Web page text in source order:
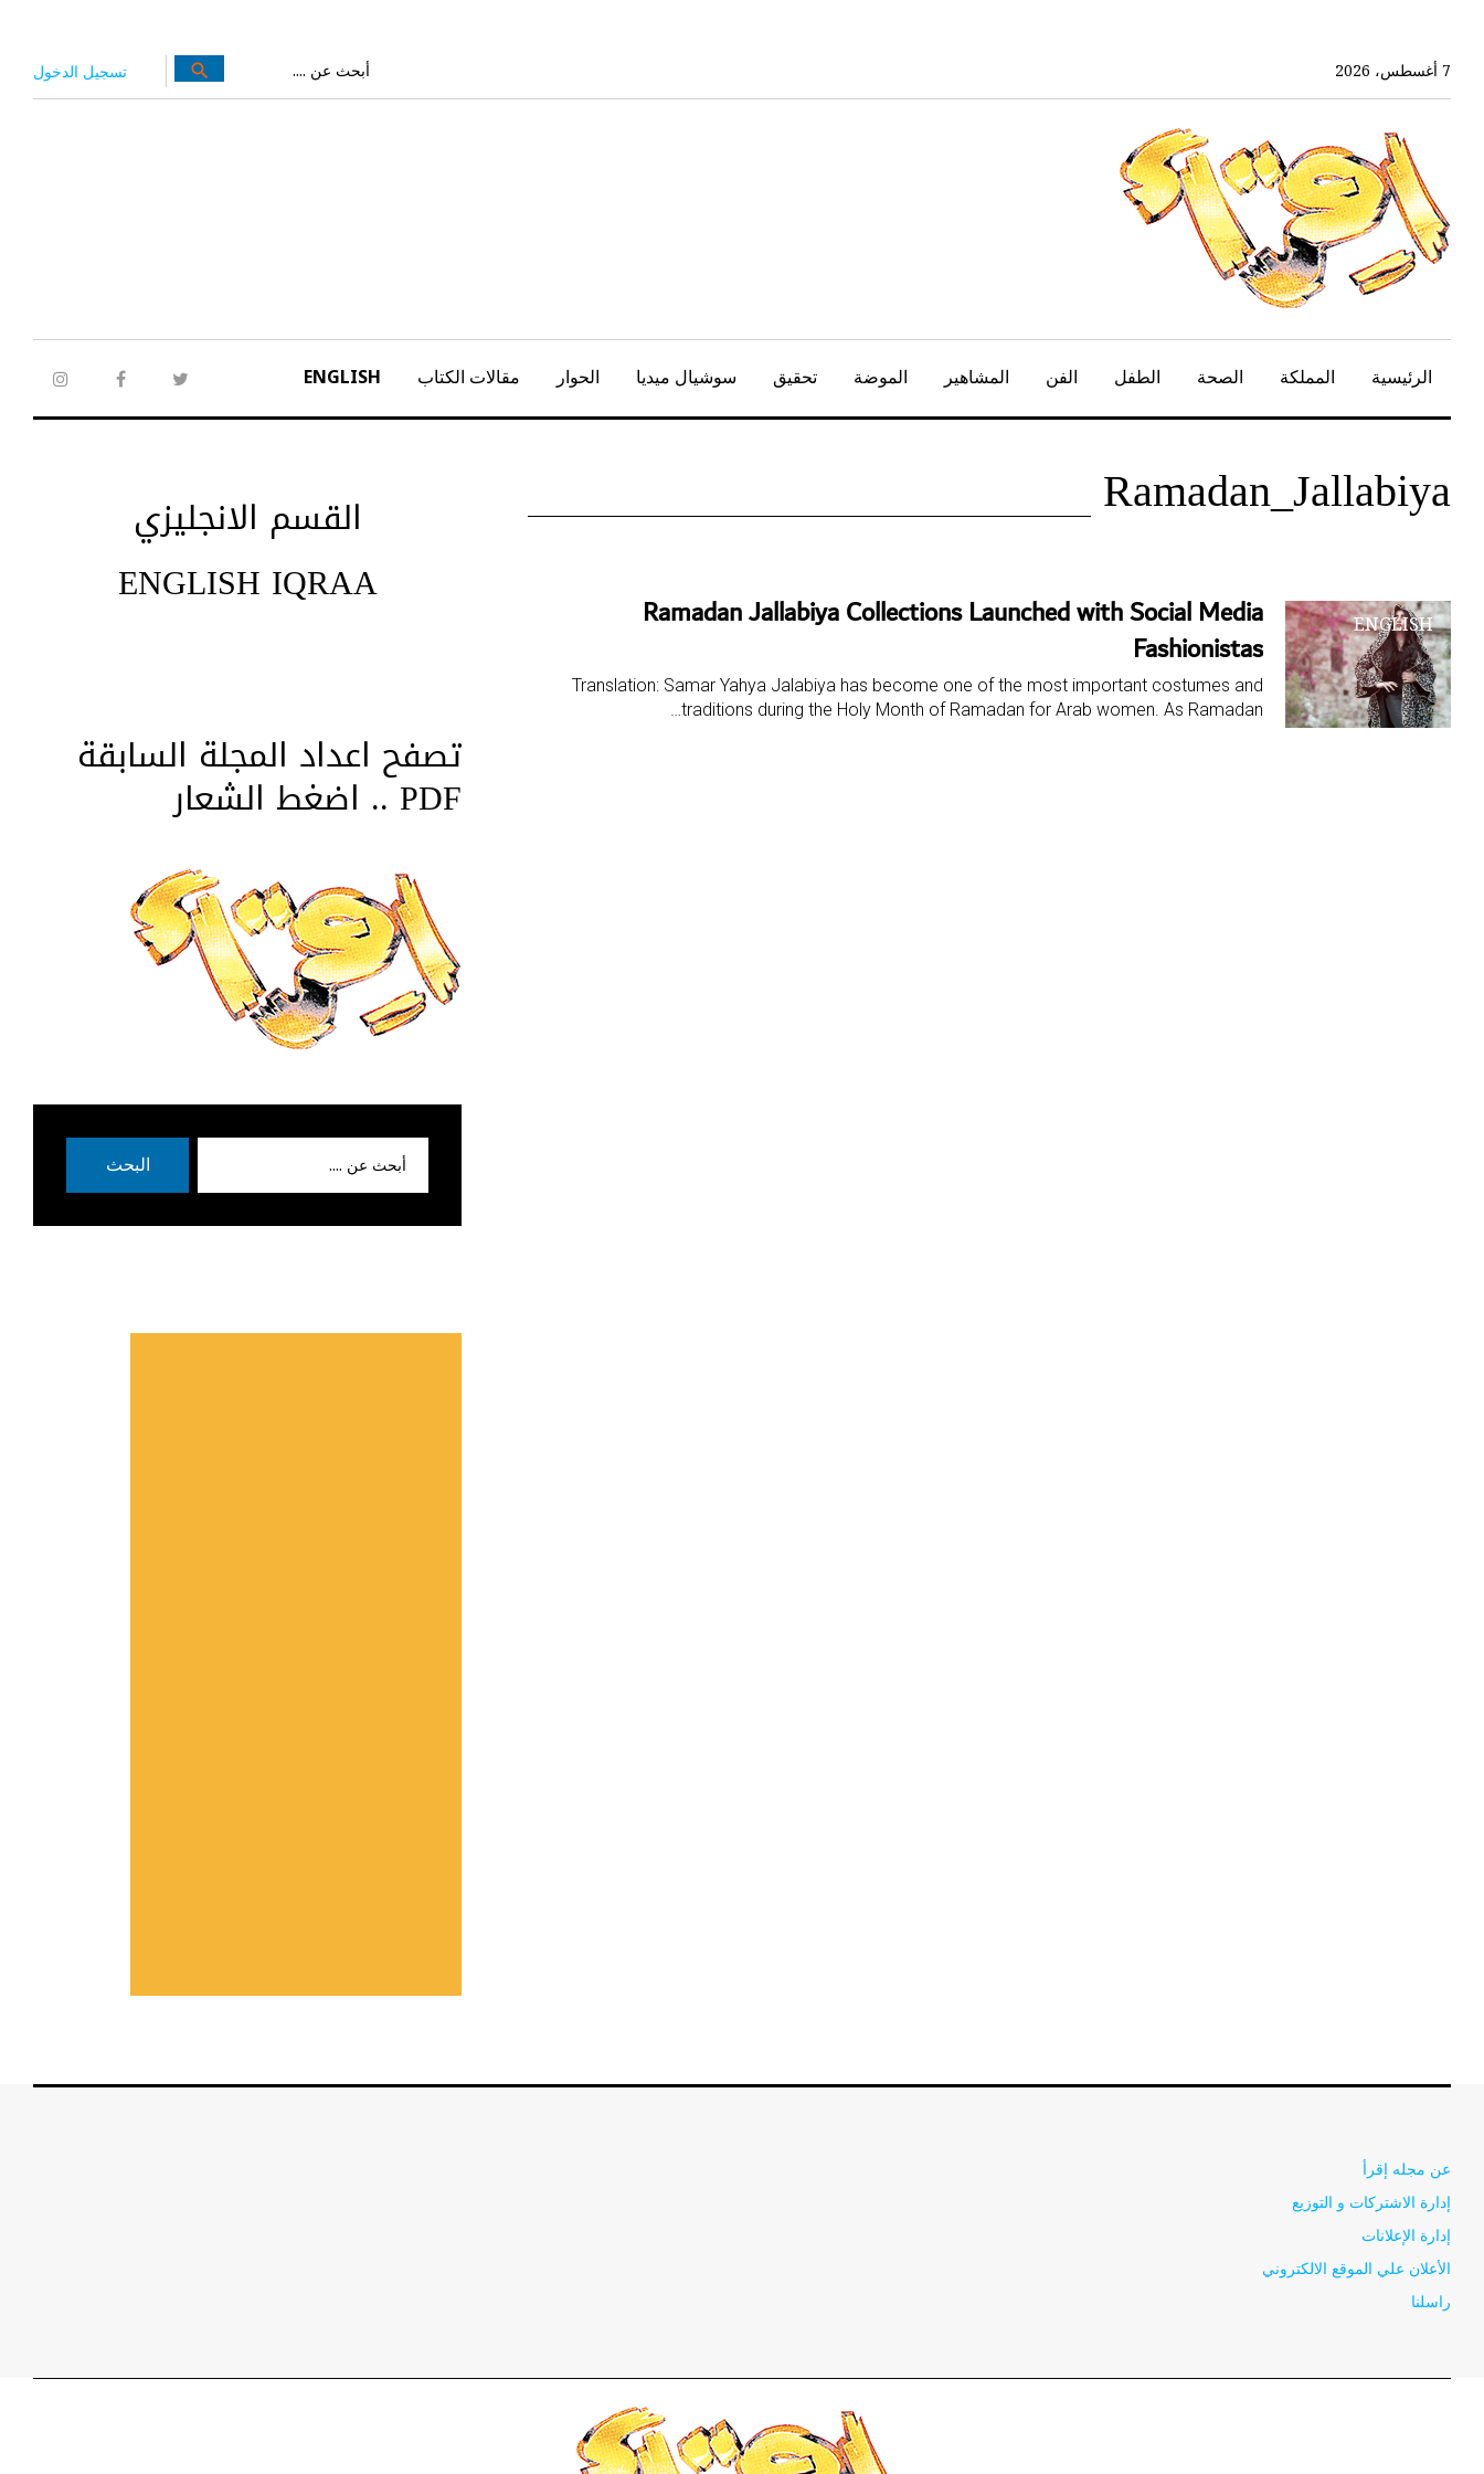
المحتوى
الرئيسي
7 أغسطس، 2026 تسجيل الدخول
عن:
search
twitter
facebook
الرئيسية المملكة الصحة الطفل الفن المشاهير الموضة تحقيق سوشيال ميديا الحوار مقالات الكتاب ENGLISH
الوسم:
Ramadan_Jallabiya
ENGLISH
Ramadan Jallabiya Collections Launched with Social Media
Fashionistas
Translation: Samar Yahya Jalabiya has become one of the most important costumes and
traditions during the Holy Month of Ramadan for Arab women. As Ramadan…
القسم الانجليزي
ENGLISH IQRAA
تصفح اعداد المجلة السابقة
PDF .. اضغط الشعار
البحث
عن مجله إقرأ
إدارة الاشتركات و التوزيع
إدارة الإعلانات
الأعلان علي الموقع الالكتروني
راسلنا